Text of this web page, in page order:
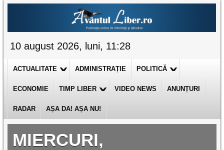
10 august 2026, luni, 11:28
ACTUALITATE ADMINISTRAȚIE POLITICĂ
ECONOMIE TIMP LIBER VIDEO NEWS ANUNȚURI
RADAR AȘA DA! AȘA NU!
MIERCURI,